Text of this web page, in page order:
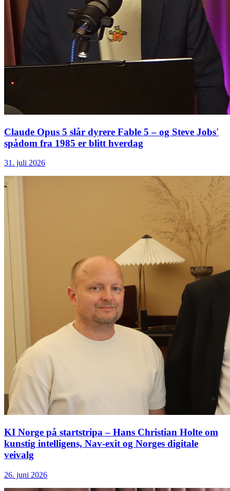
Claude Opus 5 slår dyrere Fable 5 – og Steve Jobs'
spådom fra 1985 er blitt hverdag
31. juli 2026
KI Norge på startstripa – Hans Christian Holte om
kunstig intelligens, Nav-exit og Norges digitale
veivalg
26. juni 2026